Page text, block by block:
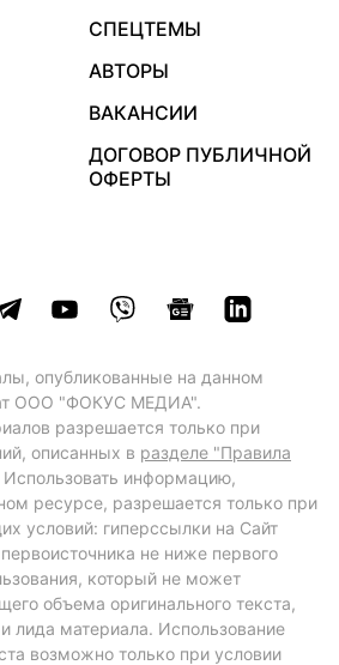
СПЕЦТЕМЫ
АВТОРЫ
ВАКАНСИИ
ДОГОВОР ПУБЛИЧНОЙ
ОФЕРТЫ
опубликованные на данном
ООО "ФОКУС МЕДИА".
разрешается только при
описанных в разделе "Правила
Использовать информацию,
ресурсе, разрешается только при
условий: гиперссылки на Сайт
не ниже первого
который не может
объема оригинального текста,
лида материала. Использование
возможно только при условии